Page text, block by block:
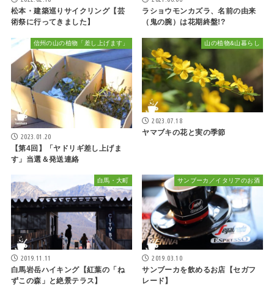
松本・建築巡りサイクリング【芸
術祭に行ってきました】
ラショウモンカズラ、名前の由来
（鬼の腕）は花期終盤!?
信州の山の植物「差し上げます」
2023.01.20
【第4回】「ヤドリギ差し上げま
す」当選＆発送連絡
山の植物&山暮らし
2023.07.18
ヤマブキの花と実の季節
白馬・大町
2019.11.11
白馬岩岳ハイキング【紅葉の「ね
ずこの森」と絶景テラス】
サンブーカ／イタリアのお酒
2019.03.10
サンブーカを飲めるお店【セガフ
レード】